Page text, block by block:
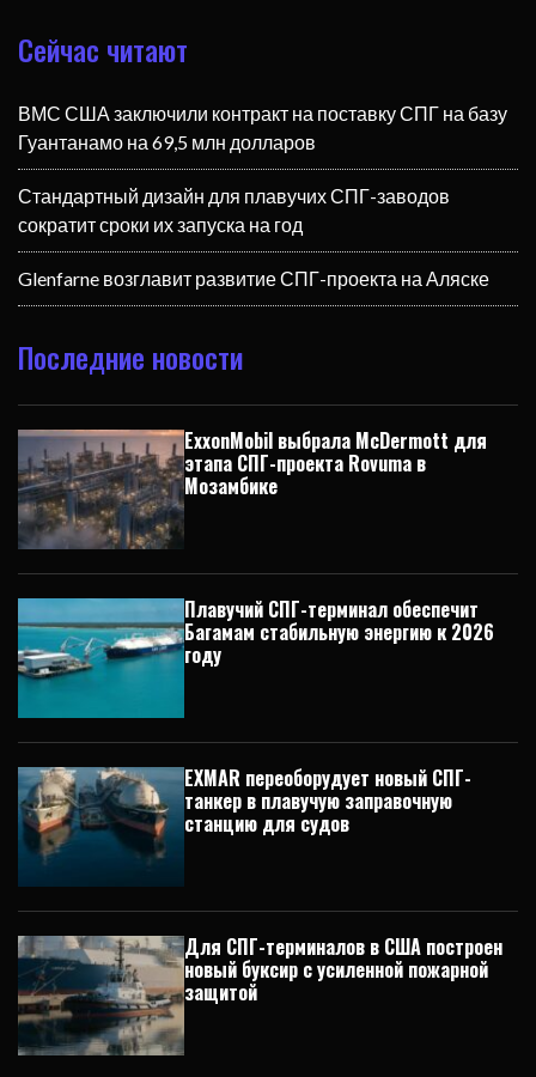
Сейчас читают
ВМС США заключили контракт на поставку СПГ на базу
Гуантанамо на 69,5 млн долларов
Стандартный дизайн для плавучих СПГ-заводов
сократит сроки их запуска на год
Glenfarne возглавит развитие СПГ-проекта на Аляске
Последние новости
ExxonMobil выбрала McDermott для
этапа СПГ-проекта Rovuma в
Мозамбике
Плавучий СПГ-терминал обеспечит
Багамам стабильную энергию к 2026
году
EXMAR переоборудует новый СПГ-
танкер в плавучую заправочную
станцию для судов
Для СПГ-терминалов в США построен
новый буксир с усиленной пожарной
защитой